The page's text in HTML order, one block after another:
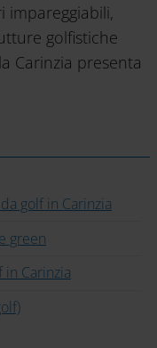
impareggiabili,
golfistiche
Carinzia presenta
golf in Carinzia
green
Carinzia